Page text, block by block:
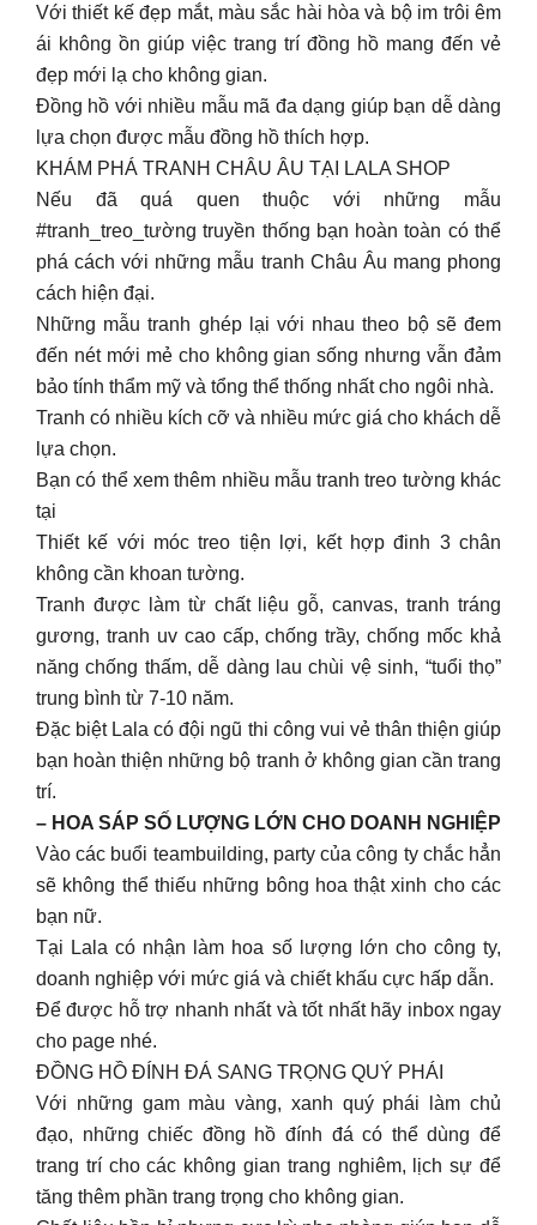
Với thiết kế đẹp mắt, màu sắc hài hòa và bộ im trôi êm
ái không ồn giúp việc trang trí đồng hồ mang đến vẻ
đẹp mới lạ cho không gian.
Đồng hồ với nhiều mẫu mã đa dạng giúp bạn dễ dàng
lựa chọn được mẫu đồng hồ thích hợp.
KHÁM PHÁ TRANH CHÂU ÂU TẠI LALA SHOP
Nếu đã quá quen thuộc với những mẫu
#tranh_treo_tường truyền thống bạn hoàn toàn có thể
phá cách với những mẫu tranh Châu Âu mang phong
cách hiện đại.
Những mẫu tranh ghép lại với nhau theo bộ sẽ đem
đến nét mới mẻ cho không gian sống nhưng vẫn đảm
bảo tính thẩm mỹ và tổng thể thống nhất cho ngôi nhà.
Tranh có nhiều kích cỡ và nhiều mức giá cho khách dễ
lựa chọn.
Bạn có thể xem thêm nhiều mẫu tranh treo tường khác
tại
Thiết kế với móc treo tiện lợi, kết hợp đinh 3 chân
không cần khoan tường.
Tranh được làm từ chất liệu gỗ, canvas, tranh tráng
gương, tranh uv cao cấp, chống trầy, chống mốc khả
năng chống thấm, dễ dàng lau chùi vệ sinh, “tuổi thọ”
trung bình từ 7-10 năm.
Đặc biệt Lala có đội ngũ thi công vui vẻ thân thiện giúp
bạn hoàn thiện những bộ tranh ở không gian cần trang
trí.
– HOA SÁP SỐ LƯỢNG LỚN CHO DOANH NGHIỆP
Vào các buổi teambuilding, party của công ty chắc hẳn
sẽ không thể thiếu những bông hoa thật xinh cho các
bạn nữ.
Tại Lala có nhận làm hoa số lượng lớn cho công ty,
doanh nghiệp với mức giá và chiết khấu cực hấp dẫn.
Để được hỗ trợ nhanh nhất và tốt nhất hãy inbox ngay
cho page nhé.
ĐỒNG HỒ ĐÍNH ĐÁ SANG TRỌNG QUÝ PHÁI
Với những gam màu vàng, xanh quý phái làm chủ
đạo, những chiếc đồng hồ đính đá có thể dùng để
trang trí cho các không gian trang nghiêm, lịch sự để
tăng thêm phần trang trọng cho không gian.